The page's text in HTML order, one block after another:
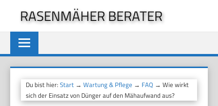
springen
RASENMÄHER BERATER
Du bist hier:Start →Wartung & Pflege → FAQ → Wie wirkt
sich der Einsatz von Dünger auf den Mähaufwand aus?